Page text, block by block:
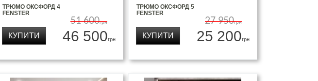
ТРЮМО ОКСФОРД 4
FENSTER
51 600грн
46 500грн
КУПИТИ
ТРЮМО ОКСФОРД 5
FENSTER
27 950грн
25 200грн
КУПИТИ